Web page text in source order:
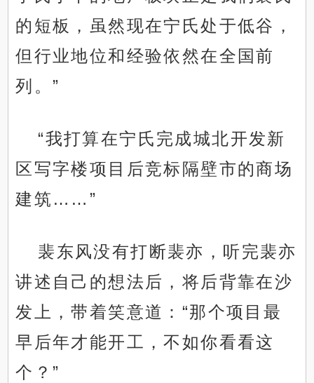
的短板，虽然现在宁氏处于低谷，
但行业地位和经验依然在全国前
列。”
“我打算在宁氏完成城北开发新
区写字楼项目后竞标隔壁市的商场
建筑……”
裴东风没有打断裴亦，听完裴亦
讲述自己的想法后，将后背靠在沙
发上，带着笑意道：“那个项目最
早后年才能开工，不如你看看这
个？”